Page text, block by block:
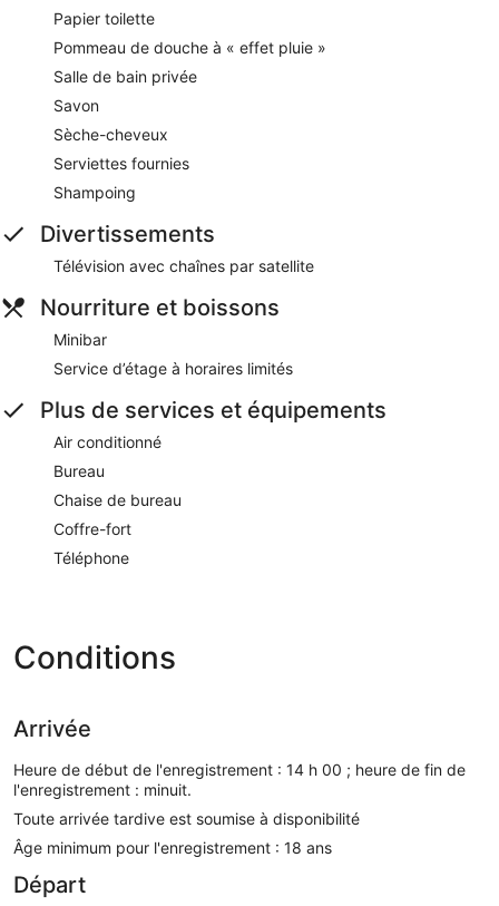
Papier toilette
Pommeau de douche à « effet pluie »
Salle de bain privée
Savon
Sèche-cheveux
Serviettes fournies
Shampoing
Divertissements
Télévision avec chaînes par satellite
Nourriture et boissons
Minibar
Service d’étage à horaires limités
Plus de services et équipements
Air conditionné
Bureau
Chaise de bureau
Coffre-fort
Téléphone
Conditions
Arrivée
Heure de début de l'enregistrement : 14 h 00 ; heure de fin de
l'enregistrement : minuit.
Toute arrivée tardive est soumise à disponibilité
Âge minimum pour l'enregistrement : 18 ans
Départ